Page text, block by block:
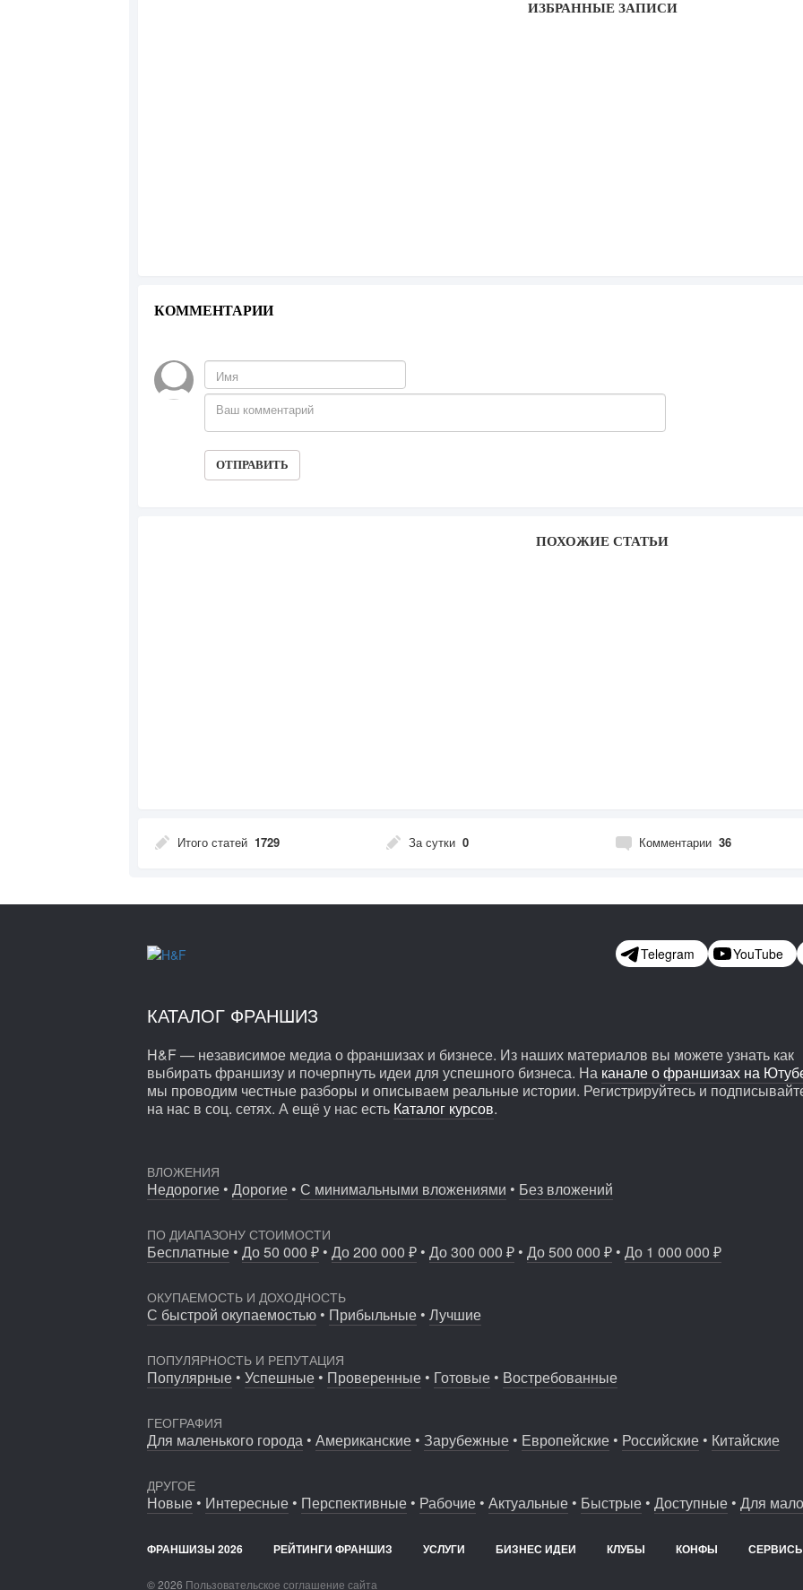
ИЗБРАННЫЕ ЗАПИСИ
63
Coffee Way приступил к масштабированию собственной модели производства...
КОММЕНТАРИИ
ПОХОЖИЕ СТАТЬИ
2172
Итого статей 1729 За сутки 0 Комментарии 36
Telegram YouTube
КАТАЛОГ ФРАНШИЗ
H&F — независимое медиа о франшизах и бизнесе. Из наших материалов вы можете узнать как
выбирать франшизу и почерпнуть идеи для успешного бизнеса. На канале о франшизах на
мы проводим честные разборы и описываем реальные истории. Регистрируйтесь и
на нас в соц. сетях. А ещё у нас есть Каталог курсов.
ВЛОЖЕНИЯ
Недорогие • Дорогие • С минимальными вложениями • Без вложений
ПО ДИАПАЗОНУ СТОИМОСТИ
Бесплатные • До 50 000 ₽ • До 200 000 ₽ • До 300 000 ₽ • До 500 000 ₽ • До 1 000 000 ₽
ОКУПАЕМОСТЬ И ДОХОДНОСТЬ
С быстрой окупаемостью • Прибыльные • Лучшие
ПОПУЛЯРНОСТЬ И РЕПУТАЦИЯ
Популярные • Успешные • Проверенные • Готовые • Востребованные
ГЕОГРАФИЯ
Для маленького города • Американские • Зарубежные • Европейские • Российские • Китайские
ДРУГОЕ
Новые • Интересные • Перспективные • Рабочие • Актуальные • Быстрые • Доступные • Для
ФРАНШИЗЫ 2026 РЕЙТИНГИ ФРАНШИЗ УСЛУГИ БИЗНЕС ИДЕИ КЛУБЫ КОНФЫ
© 2026 Пользовательское соглашение сайта